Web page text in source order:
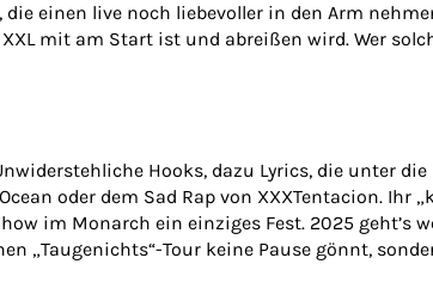
einen live noch liebevoller in den Arm
mit am Start ist und abreißen wird. Wer
Hooks, dazu Lyrics, die unter
oder dem Sad Rap von XXXTentacion. Ihr
im Monarch ein einziges Fest. 2025 geht’s
„Taugenichts“-Tour keine Pause gönnt,